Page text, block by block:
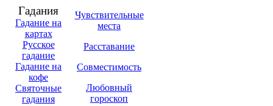
Гадания
Гадание на
картах
Русское
гадание
Гадание на
кофе
Святочные
гадания
Чувствительные
места
Расставание
Совместимость
Любовный
гороскоп